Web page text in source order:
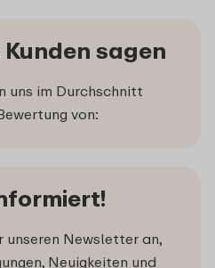
sagen
uns im Durchschnitt
von:
Newsletter an,
Neuigkeiten und